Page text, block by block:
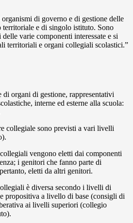
di governo e di gestione delle
e di singolo istituto. Sono
varie componenti interessate e si
territoriali e organi collegiali scolastici.”
organi di gestione, rappresentativi
interne ed esterne alla scuola:
collegiale sono previsti a vari livelli
vengono eletti dai componenti
i genitori che fanno parte di
eletti da altri genitori.
è diversa secondo i livelli di
propositiva a livello di base (consigli di
ai livelli superiori (collegio